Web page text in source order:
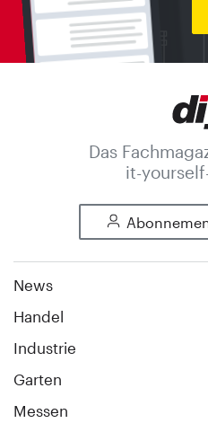
Das
it-
News
Handel
Industrie
Garten
Messen